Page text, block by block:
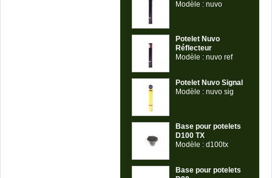
Modèle : nuvo
Potelet Nuvo
Réflecteur
Modèle : nuvo ref
Potelet Nuvo Signal
Modèle : nuvo sig
Base pour potelets
D100 TX
Modèle : d100tx
Base pour potelets